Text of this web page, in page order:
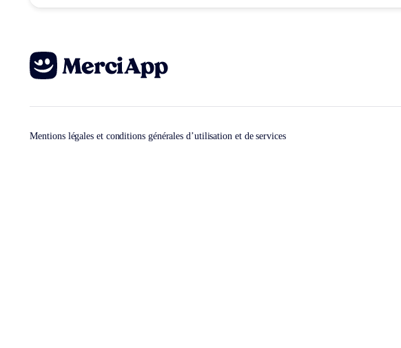
Mentions légales et conditions générales d’utilisation et de services